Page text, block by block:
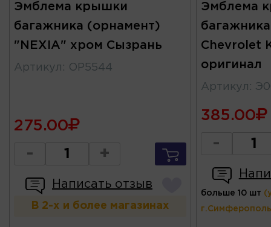
Эмблема крышки
багажника (орнамент)
"NEXIA" хром Сызрань
Артикул : OP5544
275.00
- +
Написать отзыв
В 2-х и более магазинах
Эмблема
Chevrolet
оригинал
Артикул :
385.00
-
больше 10 шт